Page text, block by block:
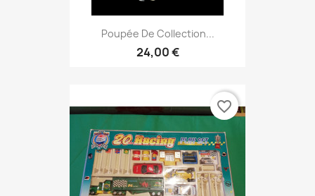
Poupée De Collection...
24,00 €
favorite_border